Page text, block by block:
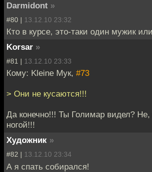
Darmidont »
#80 | 13.12.10 23:32
Кто в курсе, это-таки один мужик
Korsar »
#81 | 13.12.10 23:33
Кому: Kleine Мук, #73
> Они не кусаются!!!
Да конечно!!! Ты Голимар видел? Не,
ногой!!!
Художник »
#82 | 13.12.10 23:34
А я спать собирался!